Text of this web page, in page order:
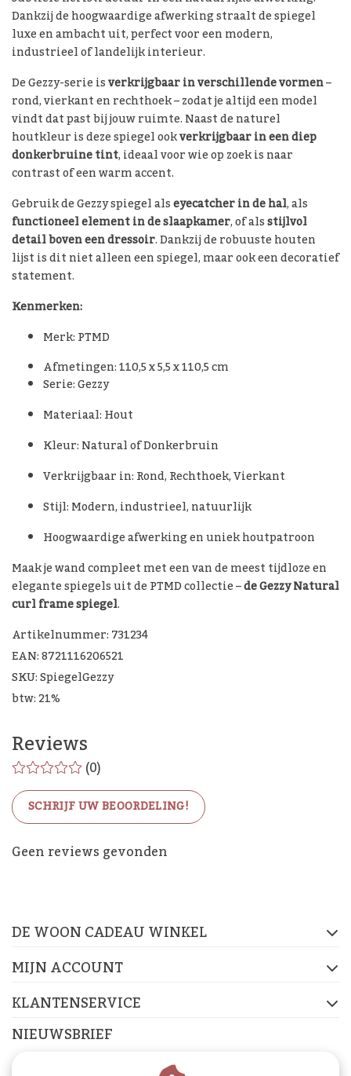
Dankzij de hoogwaardige afwerking straalt de spiegel
luxe en ambacht uit, perfect voor een modern,
industrieel of landelijk interieur.
De Gezzy-serie isverkrijgbaar in verschillende vormen–
rond, vierkant en rechthoek – zodat je altijd een model
vindt dat past bij jouw ruimte. Naast de naturel
houtkleur is deze spiegel ookverkrijgbaar in een diep
donkerbruine tint, ideaal voor wie op zoek is naar
contrast of een warm accent.
Gebruik de Gezzy spiegel alseyecatcher in de hal, als
functioneel element in de slaapkamer, of alsstijlvol
detail boven een dressoir. Dankzij de robuuste houten
lijst is dit niet alleen een spiegel, maar ook een decoratief
statement.
Kenmerken:
Merk: PTMD
Afmetingen: 110,5 x 5,5 x 110,5 cm
Serie: Gezzy
Materiaal: Hout
Kleur: Natural of Donkerbruin
Verkrijgbaar in: Rond, Rechthoek, Vierkant
Stijl: Modern, industrieel, natuurlijk
Hoogwaardige afwerking en uniek houtpatroon
Maak je wand compleet met een van de meest tijdloze en
elegante spiegels uit de PTMD collectie –de Gezzy Natural
curl frame spiegel.
Artikelnummer: 731234
EAN: 8721116206521
SKU: SpiegelGezzy
btw: 21%
Reviews
(0)
SCHRIJF UW BEOORDELING!
Geen reviews gevonden
De Woon Cadeau Winkel
DE WOON CADEAU WINKEL
MIJN ACCOUNT
KLANTENSERVICE
NIEUWSBRIEF
Abonneer je op onze nieuwsbrief om op de hoogte te